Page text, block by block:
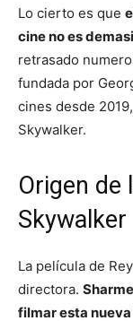
Lo cierto es que
cine no es
retrasado
fundada por
cines desde
Skywalker.
Origen de
Skywalker
La película de
directora.
filmar esta